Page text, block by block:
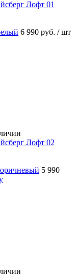
6 990 руб. / шт
5 990